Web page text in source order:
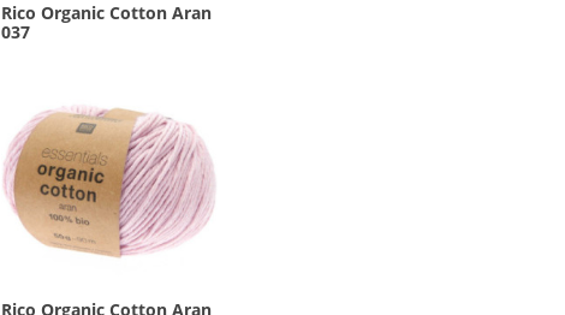
Rico Organic Cotton Aran
037
Rico Organic Cotton Aran